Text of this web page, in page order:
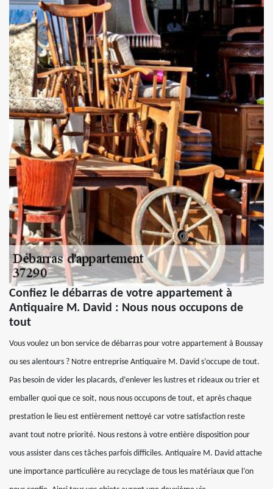
Confiez le débarras de votre appartement à
Antiquaire M. David : Nous nous occupons de
tout
Vous voulez un bon service de débarras pour votre appartement à Boussay
ou ses alentours ? Notre entreprise Antiquaire M. David s’occupe de tout.
Pas besoin de vider les placards, d’enlever les lustres et rideaux ou trier et
emballer quoi que ce soit, nous nous occupons de tout, et après chaque
prestation le lieu est entièrement nettoyé car votre satisfaction reste
avant tout notre priorité. Nous restons à votre entière disposition pour
vous assister dans ces tâches parfois difficiles. Antiquaire M. David attache
une importance particulière au recyclage de tous les matériaux que l’on